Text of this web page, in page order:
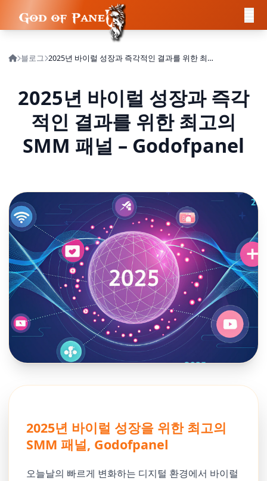
블로그 2025년 바이럴 성장과 즉각적인 결과를 위한 최고의 SMM 패널 – Godofpanel
2025년 바이럴 성장과 즉각
적인 결과를 위한 최고의
SMM 패널 – Godofpanel
2025년 바이럴 성장을 위한 최고의
SMM 패널, Godofpanel
오늘날의 빠르게 변화하는 디지털 환경에서 바이럴